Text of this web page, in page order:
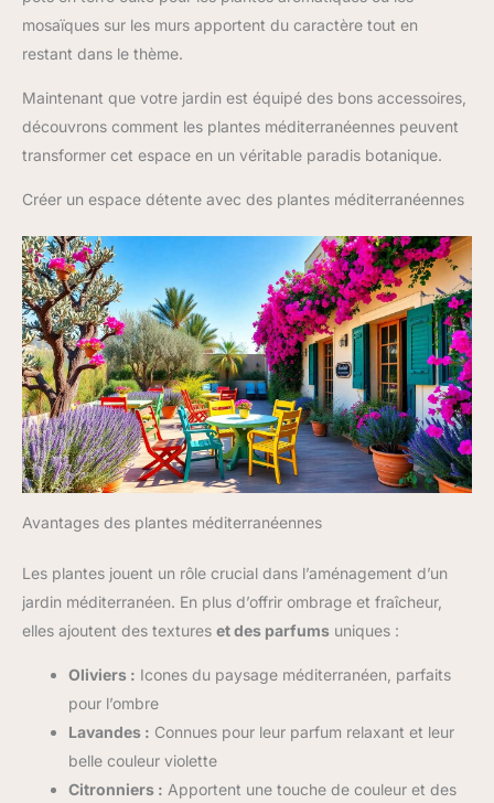
mosaïques sur les murs apportent du caractère tout en
restant dans le thème.
Maintenant que votre jardin est équipé des bons accessoires,
découvrons comment les plantes méditerranéennes peuvent
transformer cet espace en un véritable paradis botanique.
Créer un espace détente avec des plantes méditerranéennes
Avantages des plantes méditerranéennes
Les plantes jouent un rôle crucial dans l’aménagement d’un
jardin méditerranéen. En plus d’offrir ombrage et fraîcheur,
elles ajoutent des textures et des parfums uniques :
Oliviers : Icones du paysage méditerranéen, parfaits
pour l’ombre
Lavandes : Connues pour leur parfum relaxant et leur
belle couleur violette
Citronniers : Apportent une touche de couleur et des